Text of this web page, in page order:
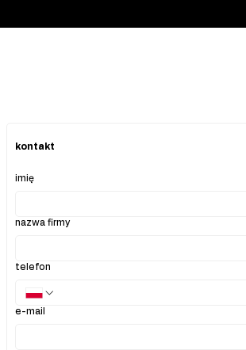
kontakt
imię
nazwa firmy
telefon
e-mail